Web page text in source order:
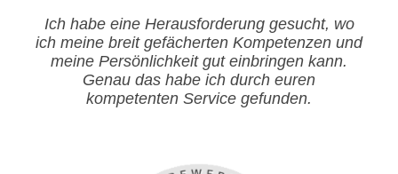
Ich habe eine Herausforderung gesucht, wo
ich meine breit gefächerten Kompetenzen und
meine Persönlichkeit gut einbringen kann.
Genau das habe ich durch euren
kompetenten Service gefunden.